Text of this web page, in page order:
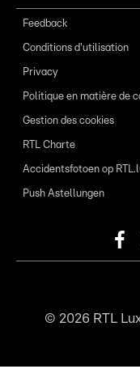
Feedback
Conditions d'utilisation
Privacy
Politique en matière de
Gestion des cookies
RTL Charte
Accidentsfotoen op
Push Astellungen
© 2026RTL